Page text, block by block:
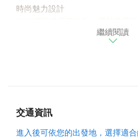
時尚魅力設計
繼續閱讀
交通資訊
進入後可依您的出發地，選擇適